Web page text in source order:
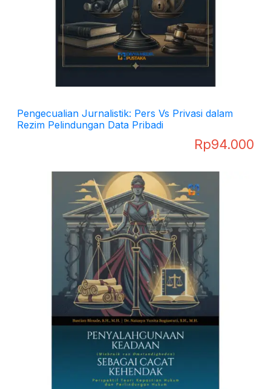
Pengecualian Jurnalistik: Pers Vs Privasi dalam
Rezim Pelindungan Data Pribadi
Rp94.000